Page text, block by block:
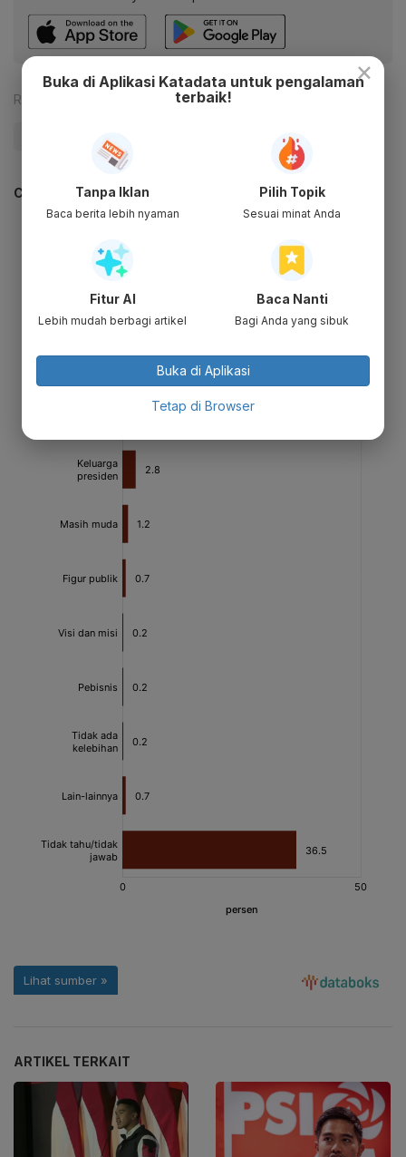
Reporter:
#Update Me
CEK JUGA DATA INI
ARTIKEL TERKAIT
×
Buka di Aplikasi Katadata untuk pengalaman
terbaik!
Tanpa Iklan
Baca berita lebih nyaman
Pilih Topik
Sesuai minat Anda
Fitur AI
Lebih mudah berbagi artikel
Baca Nanti
Bagi Anda yang sibuk
Buka di Aplikasi
Tetap di Browser